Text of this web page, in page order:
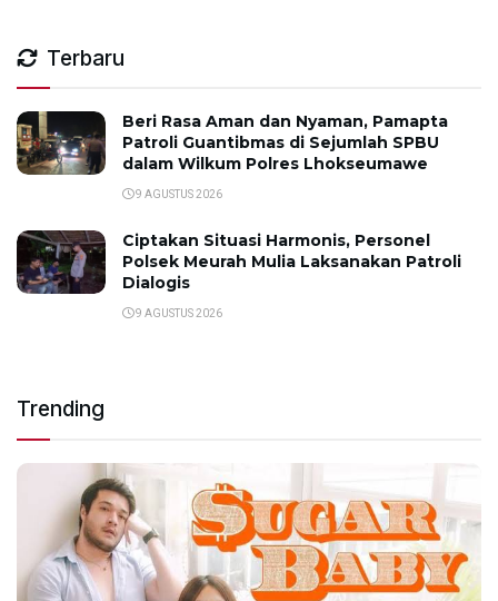
Terbaru
Beri Rasa Aman dan Nyaman, Pamapta
Patroli Guantibmas di Sejumlah SPBU
dalam Wilkum Polres Lhokseumawe
9 AGUSTUS 2026
Ciptakan Situasi Harmonis, Personel
Polsek Meurah Mulia Laksanakan Patroli
Dialogis
9 AGUSTUS 2026
Trending